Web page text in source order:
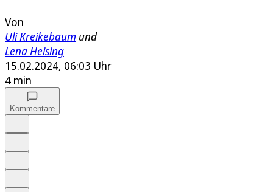
Von
Uli Kreikebaum und
Lena Heising
15.02.2024, 06:03 Uhr
4 min
Kommentare